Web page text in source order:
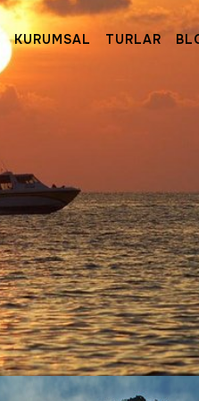
KURUMSAL TURLAR